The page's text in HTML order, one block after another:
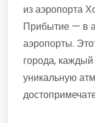
из аэропорта
Прибытие — в
аэропорты.
города,
уникальную